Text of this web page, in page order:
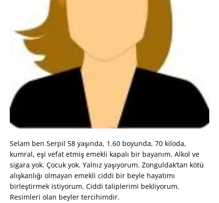
Selam ben Serpil 58 yaşında, 1.60 boyunda, 70 kiloda,
kumral, eşi vefat etmiş emekli kapalı bir bayanım. Alkol ve
sigara yok. Çocuk yok. Yalnız yaşıyorum. Zonguldak’tan kötü
alışkanlığı olmayan emekli ciddi bir beyle hayatımı
birleştirmek istiyorum. Ciddi taliplerimi bekliyorum.
Resimleri olan beyler tercihimdir.